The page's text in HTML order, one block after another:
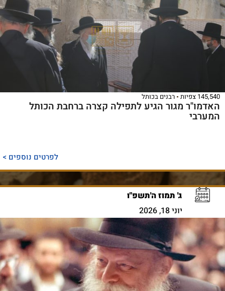
145,540 צפיות רבנים בכותל
האדמו"ר מגור הגיע לתפילה קצרה ברחבת הכותל
המערבי
לפרטים נוספים >
ג' תמוז ה'תשפ"ו
יוני 18, 2026